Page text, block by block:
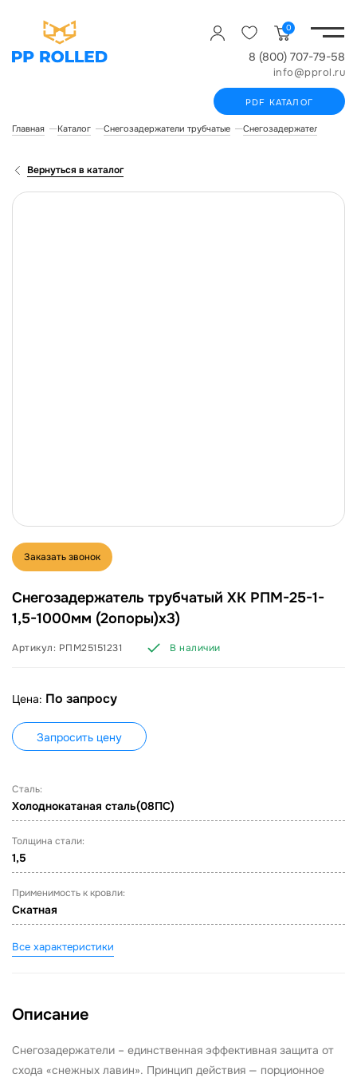
0
8 (800) 707-79-58
info@pprol.ru
PDF КАТАЛОГ
Главная Каталог Снегозадержатели трубчатые Снегозадержатели для
Вернуться в каталог
Заказать звонок
Снегозадержатель трубчатый ХК РПМ-25-1-
1,5-1000мм (2опоры)х3)
Артикул: РПМ25151231 В наличии
Цена: По запросу
Запросить цену
Сталь:
Холоднокатаная сталь(08ПС)
Толщина стали:
1,5
Применимость к кровли:
Скатная
Все характеристики
Описание
Снегозадержатели – единственная эффективная защита от
схода «снежных лавин». Принцип действия — порционное